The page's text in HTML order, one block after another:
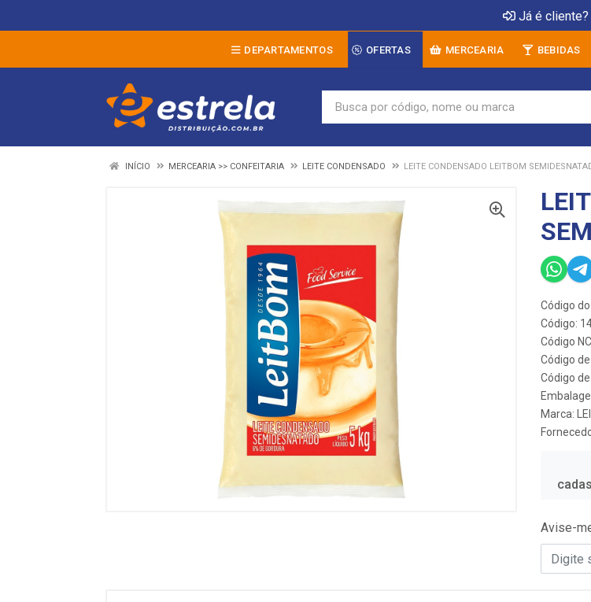
Já é cliente?
DEPARTAMENTOS OFERTAS MERCEARIA BEBIDAS
INÍCIO MERCEARIA >> CONFEITARIA LEITE CONDENSADO LEITE CONDENSADO LEITBOM
Código
Código:
Código
Código
Código
Marca:
Avise-